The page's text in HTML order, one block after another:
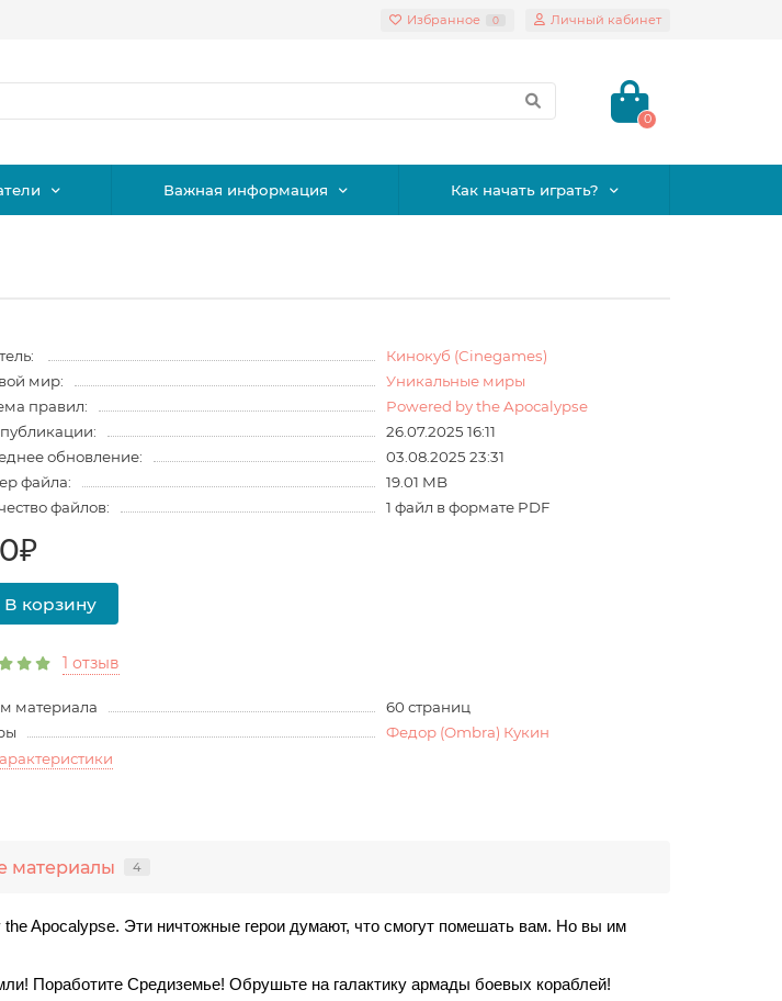
Избранное 0 Личный кабинет
0
Важная информация Как начать играть?
Кинокуб (Cinegames)
мир:
Уникальные миры
правил:
Powered by the Apocalypse
26.07.2025 16:11
обновление:
03.08.2025 23:31
файла:
19.01 MB
файлов:
1 файл в формате PDF
В корзину
1 отзыв
материала
60 страниц
Федор (Ombra) Кукин
материалы 4
Apocalypse. Эти ничтожные герои думают, что смогут помешать вам. Но вы им
Поработите Средиземье! Обрушьте на галактику армады боевых кораблей!